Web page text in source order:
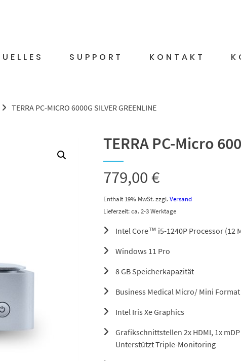
SUPPORT KONTAKT
TERRA PC-MICRO 6000G SILVER GREENLINE
TERRA PC-Micro
779,00€
Enthält 19% MwSt.zzgl.Versand
Lieferzeit: ca. 2-3 Werktage
Intel Core™ i5-1240P Processor (12
Windows 11 Pro
8 GB Speicherkapazität
Business Medical Micro/ Mini
Intel Iris Xe Graphics
Grafikschnittstellen 2x HDMI, 1x mDP
Unterstützt Triple-Monitoring